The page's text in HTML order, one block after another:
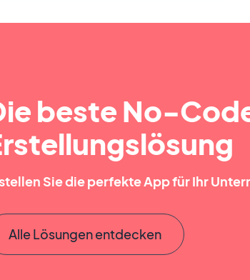
beste No-
Sie die perfekte App für Ihr
Alle Lösungen entdecken